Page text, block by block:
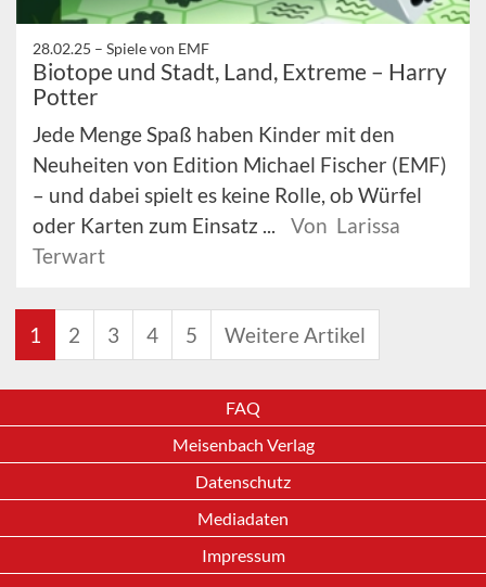
28.02.25 – Spiele von EMF
Biotope und Stadt, Land, Extreme – Harry
Potter
Jede Menge Spaß haben Kinder mit den
Neuheiten von Edition Michael Fischer (EMF)
– und dabei spielt es keine Rolle, ob Würfel
oder Karten zum Einsatz ...
Von Larissa
Terwart
1 2 3 4 5 Weitere Artikel
FAQ
Meisenbach Verlag
Datenschutz
Mediadaten
Impressum